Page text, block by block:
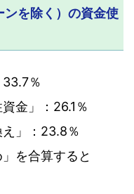
を除く）の資金使
％
金」：26.1％
」：23.8％
を合算すると